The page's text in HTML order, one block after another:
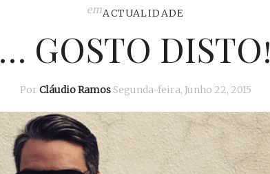
emACTUALIDADE
… GOSTO DISTO!
Por Cláudio Ramos Segunda-feira, Junho 22, 2015